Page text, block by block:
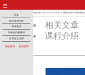
首页
四川高考专攻
高考复读
高考全日制集训
艺考生文化课
在线咨询 电话咨询
当前位置： 首页 >>四川高考专攻>> 德阳全封闭高考复读学校
相关文章
课程介绍